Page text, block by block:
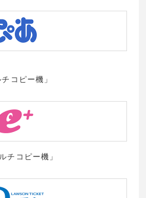
コピー機」
チコピー機」